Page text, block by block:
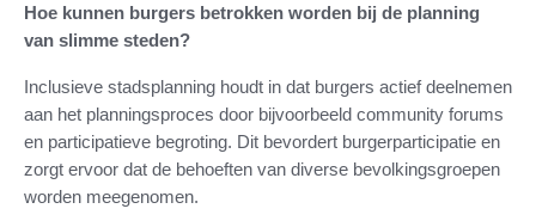
Hoe kunnen burgers betrokken worden bij de planning
van slimme steden?
Inclusieve stadsplanning houdt in dat burgers actief deelnemen
aan het planningsproces door bijvoorbeeld community forums
en participatieve begroting. Dit bevordert burgerparticipatie en
zorgt ervoor dat de behoeften van diverse bevolkingsgroepen
worden meegenomen.